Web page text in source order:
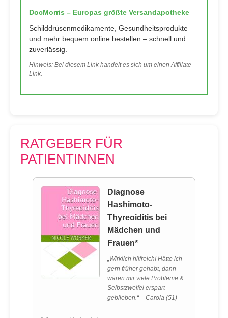
DocMorris – Europas größte Versandapotheke
Schilddrüsenmedikamente, Gesundheitsprodukte
und mehr bequem online bestellen – schnell und
zuverlässig.
Hinweis: Bei diesem Link handelt es sich um einen Affiliate-
Link.
RATGEBER FÜR
PATIENTINNEN
Diagnose
Hashimoto-
Thyreoiditis bei
Mädchen und
Frauen*
„Wirklich hilfreich! Hätte ich
gern früher gehabt, dann
wären mir viele Probleme &
Selbstzweifel erspart
geblieben.“ – Carola (51)